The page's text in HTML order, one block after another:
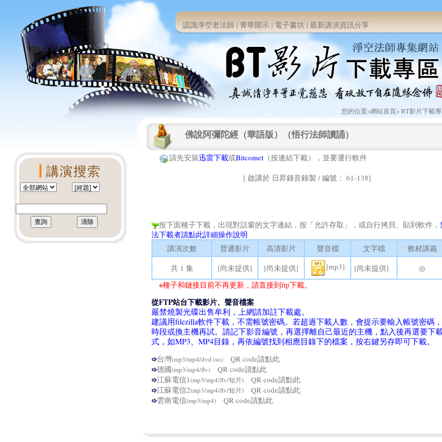
認識淨空老法師 | 菁華開示 | 電子書坊 | 最新講演資訊分享
您的位置>網站首頁> BT影片下載
佛說阿彌陀經（華語版）（悟行法師讀誦）
請先安裝迅雷下載或Bitcomet （按連結下載），並要運行軟件
[ 啟講於 日昇錄音錄製 / 編號： 61-138]
按下面種子下載，出現對話窗的文字連結，按「允許存取」，或自行拷貝、貼到軟件，
法下載者請點此詳細操作說明
講演次數
普通影片 高清影片 聲音檔 文字檔
教材講義
共 1 集
[尚未提供] [尚未提供] [mp3] [尚未提供]
◎
※種子和鏈接目前不再更新，請直接到ftp下載。
從FTP站台下載影片、聲音檔案
嚴禁燒製光碟出售牟利，上網請加註下載處。
建議用filezilla軟件下載，不需帳號密碼。若超過下載人數，會提示要輸入帳號密碼
時段或換主機再試。請記下影音編號，再選擇離自己最近的主機，點入後再選要下
式，如MP3、MP4目錄，再依編號找到相應目錄下的檔案，按右鍵另存即可下載。
台灣(mp3/mp4/dvd iso) QR code請點此
德國(mp3/mp4/flv) QR code請點此
江蘇電信1(mp3/mp4/flv/短片) QR code請點此
江蘇電信2(mp3/mp4/flv/短片) QR code請點此
雲南電信(mp3/mp4) QR code請點此